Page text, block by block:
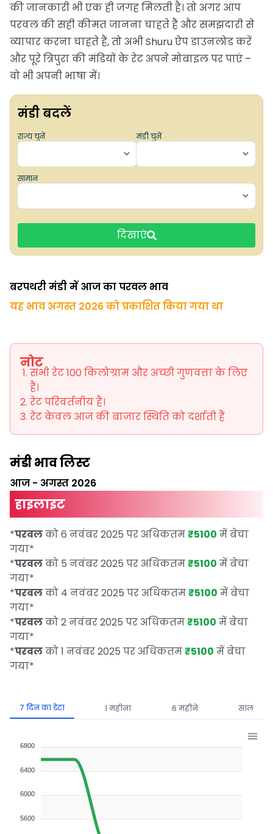
की जानकारी भी एक ही जगह मिलती है। तो अगर आप
परवल की सही कीमत जानना चाहते हैं और समझदारी से
व्यापार करना चाहते हैं, तो अभी Shuru ऐप डाउनलोड करें
और पूरे त्रिपुरा की मंडियों के रेट अपने मोबाइल पर पाएं –
वो भी अपनी भाषा में।
मंडी बदलें
राज्य चुनें मंडी चुनें
सामान
दिखाएं
बरपथरी मंडी में आज का परवल भाव
यह भाव अगस्त 2026 को प्रकाशित किया गया था
नोट
सभी रेट 100 किलोग्राम और अच्छी गुणवत्ता के लिए
हैं।
रेट परिवर्तनीय हैं।
रेट केवल आज की बाजार स्थिति को दर्शाती हैं
मंडी भाव लिस्ट
आज - अगस्त 2026
हाइलाइट
*परवलको 6 नवंबर 2025 पर अधिकतम ₹5100 में बेचा
गया*
*परवलको 5 नवंबर 2025 पर अधिकतम ₹5100 में बेचा
गया*
*परवलको 4 नवंबर 2025 पर अधिकतम ₹5100 में बेचा
गया*
*परवलको 2 नवंबर 2025 पर अधिकतम ₹5100 में बेचा
गया*
*परवलको 1 नवंबर 2025 पर अधिकतम ₹5100 में बेचा
गया*
7 दिन का डेटा 1 महीना 6 महीने साल
6800
6400
6000
5600